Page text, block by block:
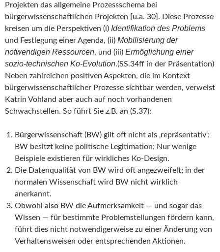
Projekten das allgemeine Prozessschema bei
bürgerwissenschaftlichen Projekten [u.a. 30]. Diese Prozesse
kreisen um die Perspektiven (i) Identifikation des Problems
und Festlegung einer Agenda, (ii) Mobilisierung der
notwendigen Ressourcen, und (iii) Ermöglichung einer
sozio-technischen Ko-Evolution.(SS.34ff in der Präsentation)
Neben zahlreichen positiven Aspekten, die im Kontext
bürgerwissenschaftlicher Prozesse sichtbar werden, verweist
Katrin Vohland aber auch auf noch vorhandenen
Schwachstellen. So führt Sie z.B. an (S.37):
Bürgerwissenschaft (BW) gilt oft nicht als ‚repräsentativ‘;
BW besitzt keine politische Legitimation; Nur wenige
Beispiele existieren für wirkliches Ko-Design.
Die Datenqualität von BW wird oft angezweifelt; in der
normalen Wissenschaft wird BW nicht wirklich
anerkannt.
Obwohl also BW die Aufmerksamkeit — und sogar das
Wissen — für bestimmte Problemstellungen fördern kann,
führt dies nicht notwendigerweise zu einer Änderung von
Verhaltensweisen oder entsprechenden Aktionen.